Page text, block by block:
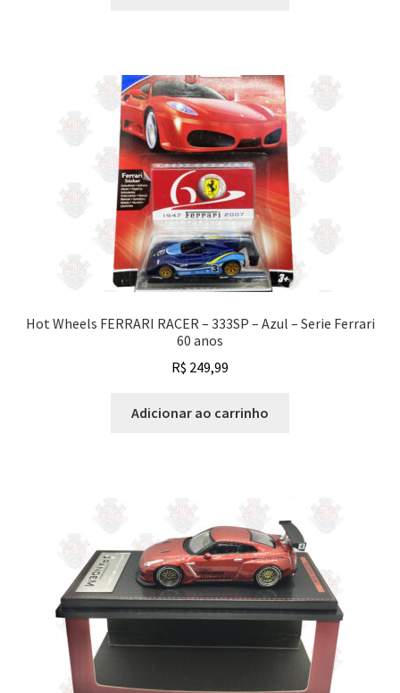
Hot Wheels FERRARI RACER – 333SP – Azul – Serie Ferrari
60 anos
R$ 249,99
Adicionar ao carrinho